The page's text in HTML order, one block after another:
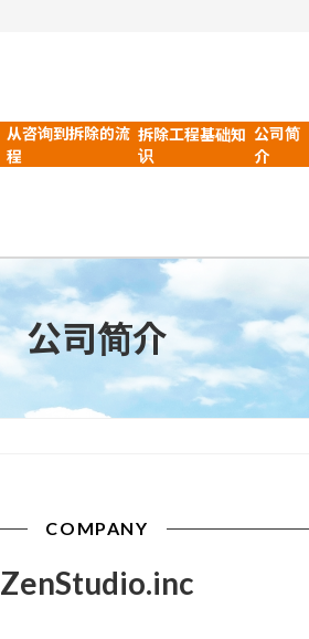
从咨询到拆除的流
程
拆除工程基础知
识
公司简
介
公司简介
COMPANY
ZenStudio.inc